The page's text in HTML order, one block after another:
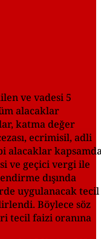
ve vadesi 5
alacaklar
katma değer
ecrimisil, adli
alacaklar
ve geçici vergi ile
dışında
uygulanacak tecil
Böylece söz
tecil faizi oranına